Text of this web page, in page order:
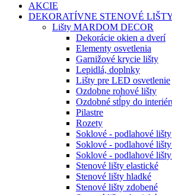
AKCIE
DEKORATÍVNE STENOVÉ
Lišty MARDOM DECOR
Dekorácie okien a dverí
Elementy osvetlenia
Garnižové krycie lišty
Lepidlá, doplnky
Lišty pre LED osvetlenie
Ozdobne rohové lišty
Ozdobné stĺpy do
Pilastre
Rozety
Soklové - podlahové lišty
Soklové - podlahové
Soklové - podlahové
Stenové lišty elastické
Stenové lišty hladké
Stenové lišty zdobené